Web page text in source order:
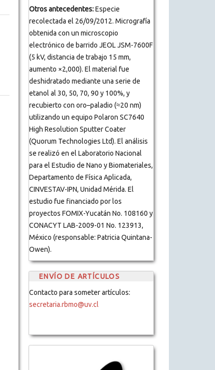
Otros antecedentes:Especie
recolectada el 26/09/2012. Micrografía
obtenida con un microscopio
electrónico de barrido JEOL JSM-7600F
(5 kV, distancia de trabajo 15 mm,
aumento ×2,000). El material fue
deshidratado mediante una serie de
etanol al 30, 50, 70, 90 y 100%, y
recubierto con oro–paladio (≈20 nm)
utilizando un equipo Polaron SC7640
High Resolution Sputter Coater
(Quorum Technologies Ltd). El análisis
se realizó en el Laboratorio Nacional
para el Estudio de Nano y Biomateriales,
Departamento de Física Aplicada,
CINVESTAV-IPN, Unidad Mérida. El
estudio fue financiado por los
proyectos FOMIX-Yucatán No. 108160 y
CONACYT LAB-2009-01 No. 123913,
México (responsable: Patricia Quintana-
Owen).
ENVÍO DE ARTÍCULOS
Contacto para someter artículos:
secretaria.rbmo@uv.cl